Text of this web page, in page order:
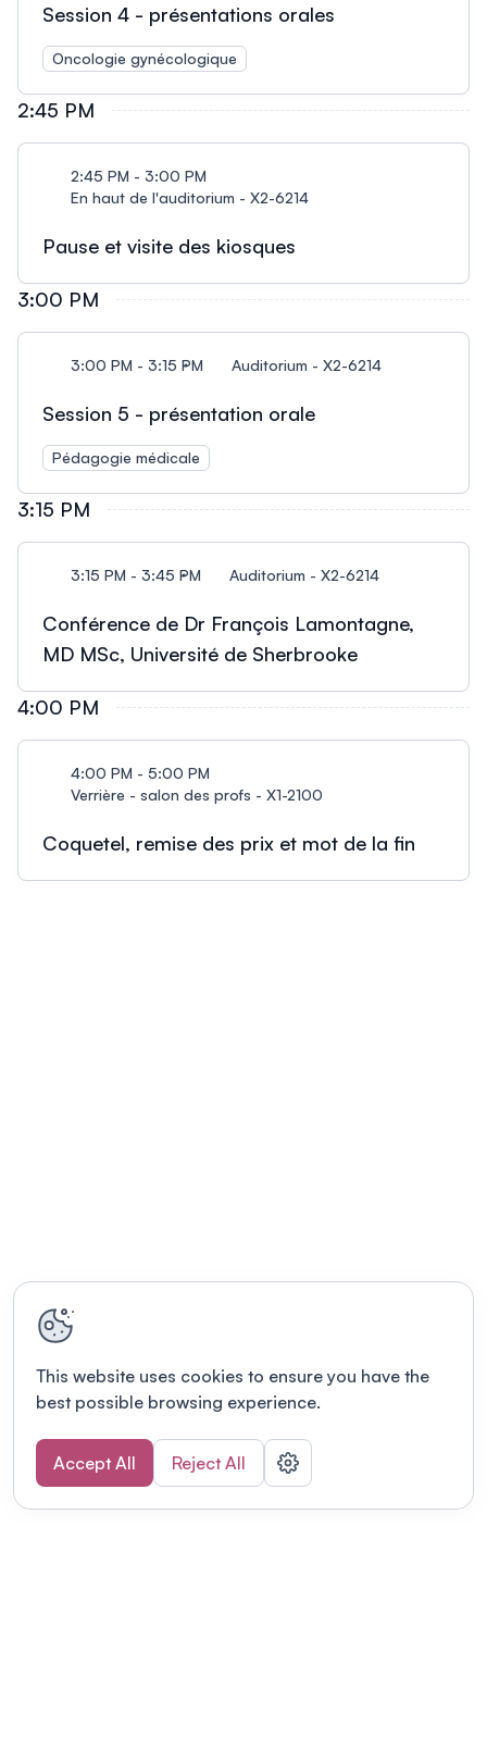
Session 4 - présentations orales
Oncologie gynécologique
2:45 PM
2:45 PM - 3:00 PM
En haut de l'auditorium - X2-6214
Pause et visite des kiosques
3:00 PM
3:00 PM - 3:15 PM Auditorium - X2-6214
Session 5 - présentation orale
Pédagogie médicale
3:15 PM
3:15 PM - 3:45 PM Auditorium - X2-6214
Conférence de Dr François Lamontagne,
MD MSc, Université de Sherbrooke
4:00 PM
4:00 PM - 5:00 PM
Verrière - salon des profs - X1-2100
Coquetel, remise des prix et mot de la fin
This website uses cookies to ensure you have the
best possible browsing experience.
Accept All Reject All